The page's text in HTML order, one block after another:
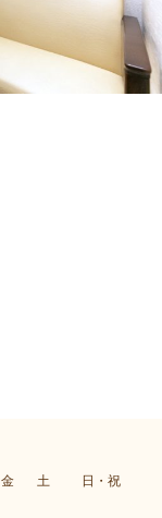
金 土 日・祝